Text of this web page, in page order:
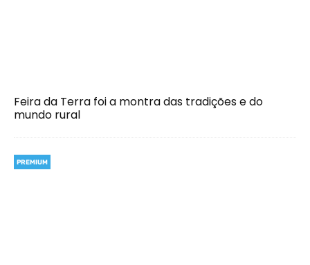
Feira da Terra foi a montra das tradições e do
mundo rural
PREMIUM